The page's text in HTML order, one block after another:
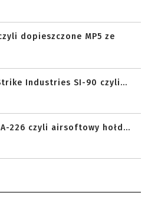
dopieszczone MP5 ze
Industries SI-90 czyli...
226 czyli airsoftowy hołd...